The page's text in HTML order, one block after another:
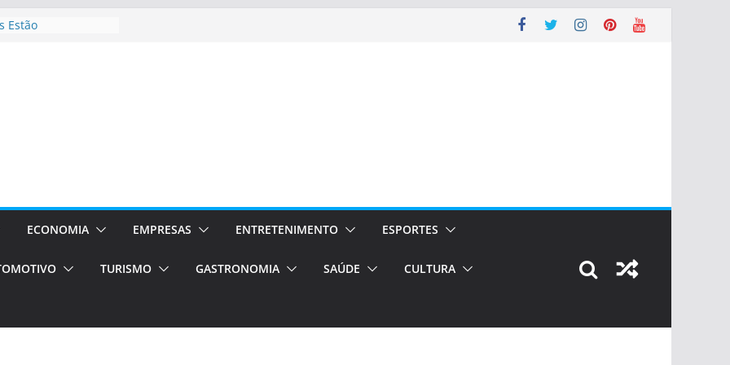
Estão
em Porto
de transfer,
de alto padrão
bolsas –
o segundo
únicas e
de volta!
ECONOMIA EMPRESAS ENTRETENIMENTO ESPORTES
TURISMO GASTRONOMIA SAÚDE CULTURA